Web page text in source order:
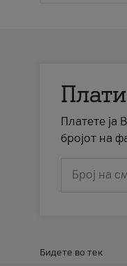
Платете ја
бројот на
Број на
Бидете во тек